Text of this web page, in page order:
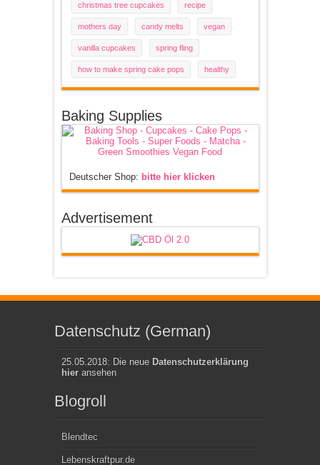
christmas tree cupcakes recipe
mothers day candy melts vegan
vanilla cupcakes spring fling
how to make spring cake pops healthy
Baking Supplies
Deutscher Shop: bitte hier klicken
Advertisement
Datenschutz (German)
25.05.2018: Die neue Datenschutzerklärung
hieransehen
Blogroll
Blendtec
Lebenskraftpur.de